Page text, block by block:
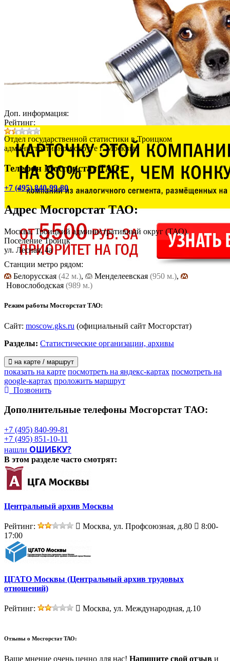
Доп. информация:
Рейтинг:
Отдел государственной статистики в Троицком
административном округе г. Москвы.
Телефон Мосгорстат ТАО:
+7 (495) 840-99-80
АдресМосгорстат ТАО:
Москва, Троицкий административный округ (ТАО).
Поселение Троицк
ул. Лесная, 4а
Станции метро рядом:
Белорусская (42 м.), Менделеевская (950 м.),
Новослободская (989 м.)
Режим работы Мосгорстат ТАО:
Сайт: moscow.gks.ru (официальный сайт Мосгорстат)
Разделы: Статистические организации, архивы
на карте / маршрут
показать на карте посмотреть на яндекс-картах посмотреть на
google-картах проложить маршрут
Позвонить
Дополнительные телефоны Мосгорстат ТАО:
+7 (495) 840-99-81
+7 (495) 851-10-11
нашли ОШИБКУ?
В этом разделе часто смотрят:
Центральный архив Москвы
Рейтинг: Москва, ул. Профсоюзная, д.80
8:00-
17:00
ЦГАТО Москвы (Центральный архив трудовых
отношений)
Рейтинг: Москва, ул. Международная, д.10
Отзывы о Мосгорстат ТАО:
Ваше мнение очень ценно для нас! Напишите свой отзыв и